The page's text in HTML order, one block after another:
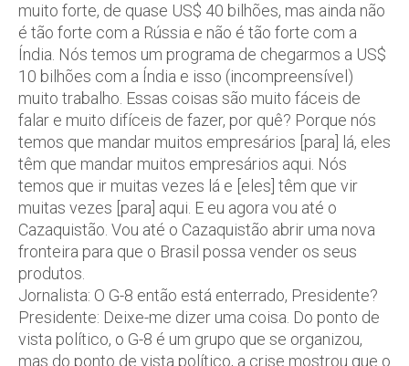
muito forte, de quase US$ 40 bilhões, mas ainda não
é tão forte com a Rússia e não é tão forte com a
Índia. Nós temos um programa de chegarmos a US$
10 bilhões com a Índia e isso (incompreensível)
muito trabalho. Essas coisas são muito fáceis de
falar e muito difíceis de fazer, por quê? Porque nós
temos que mandar muitos empresários [para] lá, eles
têm que mandar muitos empresários aqui. Nós
temos que ir muitas vezes lá e [eles] têm que vir
muitas vezes [para] aqui. E eu agora vou até o
Cazaquistão. Vou até o Cazaquistão abrir uma nova
fronteira para que o Brasil possa vender os seus
produtos.
Jornalista: O G-8 então está enterrado, Presidente?
Presidente: Deixe-me dizer uma coisa. Do ponto de
vista político, o G-8 é um grupo que se organizou,
mas do ponto de vista político, a crise mostrou que o